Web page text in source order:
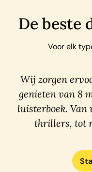
De beste
Voor elk
Wij zorgen
genieten van 8
luisterboek. Van
thrillers, tot